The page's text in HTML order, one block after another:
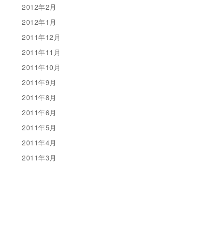
2012年2月
2012年1月
2011年12月
2011年11月
2011年10月
2011年9月
2011年8月
2011年6月
2011年5月
2011年4月
2011年3月